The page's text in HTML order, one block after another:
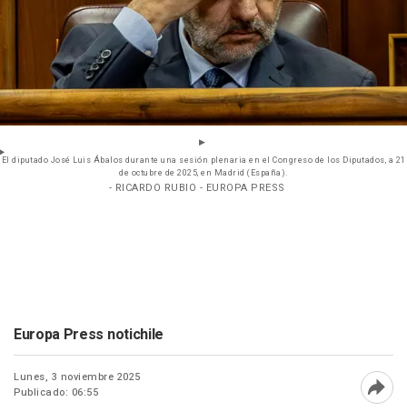
El diputado José Luis Ábalos durante una sesión plenaria en el Congreso de los Diputados, a 21
de octubre de 2025, en Madrid (España).
- RICARDO RUBIO - EUROPA PRESS
Europa Press notichile
Lunes, 3 noviembre 2025
Publicado: 06:55